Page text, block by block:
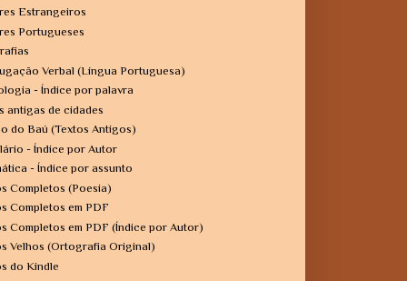
Estrangeiros
Portugueses
Verbal (Língua Portuguesa)
- Índice por palavra
antigas de cidades
do Baú (Textos Antigos)
- Índice por Autor
- Índice por assunto
Completos (Poesia)
Completos em PDF
Completos em PDF (Índice por Autor)
Velhos (Ortografia Original)
do Kindle